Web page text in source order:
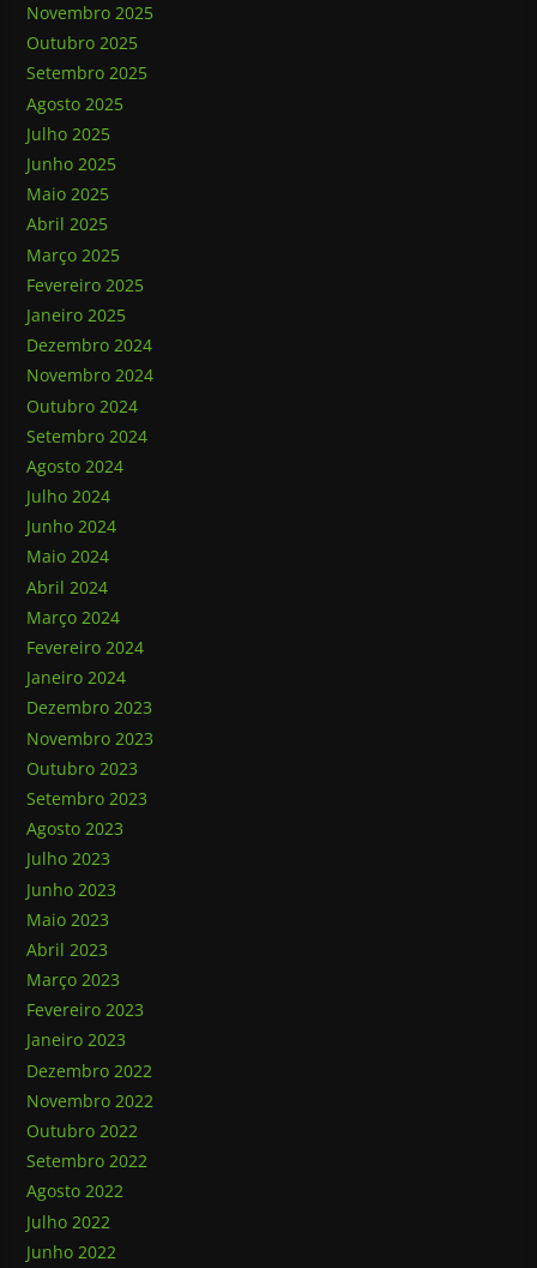
Novembro 2025
Outubro 2025
Setembro 2025
Agosto 2025
Julho 2025
Junho 2025
Maio 2025
Abril 2025
Março 2025
Fevereiro 2025
Janeiro 2025
Dezembro 2024
Novembro 2024
Outubro 2024
Setembro 2024
Agosto 2024
Julho 2024
Junho 2024
Maio 2024
Abril 2024
Março 2024
Fevereiro 2024
Janeiro 2024
Dezembro 2023
Novembro 2023
Outubro 2023
Setembro 2023
Agosto 2023
Julho 2023
Junho 2023
Maio 2023
Abril 2023
Março 2023
Fevereiro 2023
Janeiro 2023
Dezembro 2022
Novembro 2022
Outubro 2022
Setembro 2022
Agosto 2022
Julho 2022
Junho 2022